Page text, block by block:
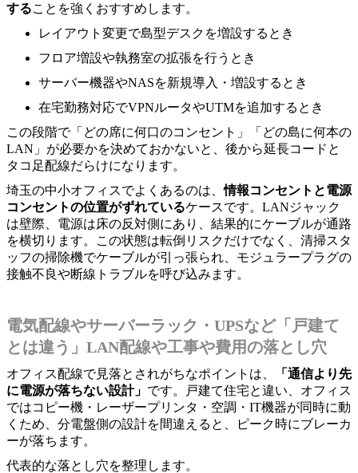
することを強くおすすめします。
レイアウト変更で島型デスクを増設するとき
フロア増設や執務室の拡張を行うとき
サーバー機器やNASを新規導入・増設するとき
在宅勤務対応でVPNルータやUTMを追加するとき
この段階で「どの席に何口のコンセント」「どの島に何本の
LAN」が必要かを決めておかないと、後から延長コードと
タコ足配線だらけになります。
埼玉の中小オフィスでよくあるのは、情報コンセントと電源
コンセントの位置がずれているケースです。LANジャック
は壁際、電源は床の反対側にあり、結果的にケーブルが通路
を横切ります。この状態は転倒リスクだけでなく、清掃スタ
ッフの掃除機でケーブルが引っ張られ、モジュラープラグの
接触不良や断線トラブルを呼び込みます。
電気配線やサーバーラック・UPSなど「戸建て
とは違う」LAN配線や工事や費用の落とし穴
オフィス配線で見落とされがちなポイントは、
「通信より先
に電源が落ちない設計」 です。戸建て住宅と違い、オフィス
ではコピー機・レーザープリンタ・空調・IT機器が同時に動
くため、分電盤側の設計を間違えると、ピーク時にブレーカ
ーが落ちます。
代表的な落とし穴を整理します。